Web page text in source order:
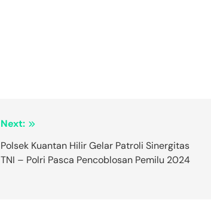
Next:
Polsek Kuantan Hilir Gelar Patroli Sinergitas
TNI – Polri Pasca Pencoblosan Pemilu 2024